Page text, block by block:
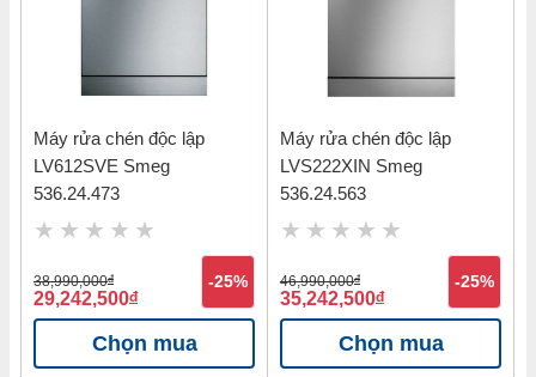
Máy rửa chén độc lập
LV612SVE Smeg
536.24.473
38,990,000đ
29,242,500đ
-25%
Chọn mua
Máy rửa chén độc lập
LVS222XIN Smeg
536.24.563
46,990,000đ
35,242,500đ
-25%
Chọn mua